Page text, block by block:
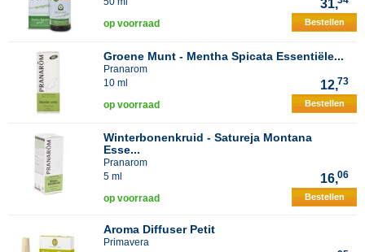
31,
op voorraad Bestellen
Groene Munt - Mentha Spicata Essentiële...
Pranarom
10 ml
12,73
op voorraad Bestellen
Winterbonenkruid - Satureja Montana
Esse...
Pranarom
5 ml
16,06
op voorraad Bestellen
Aroma Diffuser Petit
Primavera